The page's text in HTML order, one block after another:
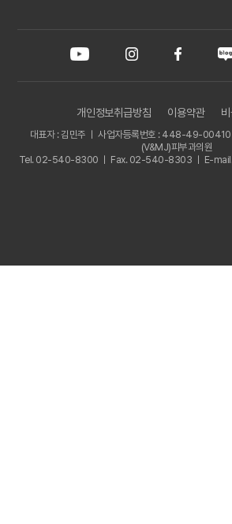
개인정보취급방침 이용약관
대표자 : 김민주 ㅣ 사업자등록번호 : 448-49-00410
(V&MJ)피부과의원
Tel. 02-540-8300 ㅣ Fax. 02-540-8303 ㅣ E-